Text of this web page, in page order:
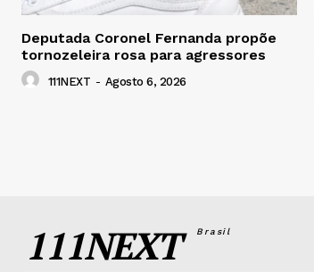
Deputada Coronel Fernanda propõe
tornozeleira rosa para agressores
111NEXT - Agosto 6, 2026
111NEXTBrasil